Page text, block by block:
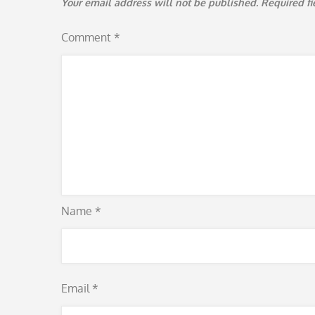
Your email address will not be published. Required
Comment *
Name *
Email *